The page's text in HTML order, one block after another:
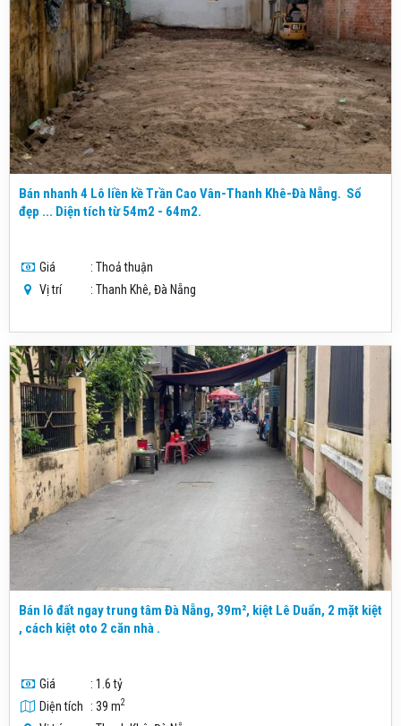
Bán nhanh 4 Lô liền kề Trần Cao Vân-Thanh Khê-Đà Nẵng. Sổ
đẹp ... Diện tích từ 54m2 - 64m2.
Giá
: Thoả thuận
Vị trí
: Thanh Khê, Đà Nẵng
Bán lô đất ngay trung tâm Đà Nẵng, 39m², kiệt Lê Duẩn, 2 mặt kiệt
, cách kiệt oto 2 căn nhà .
Giá
: 1.6 tỷ
Diện tích
: 39 m2